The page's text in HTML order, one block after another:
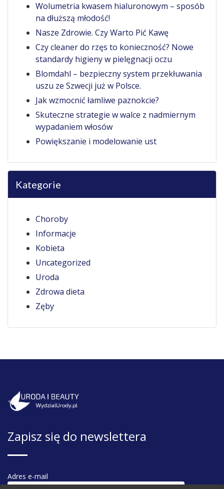
Wolumetria kwasem hialuronowym – sposób
na dłuższą młodość!
Nasze Zdrowie. Czy Warto Pić Kawę
Czy cleaner do rzęs to konieczność? Nowe
standardy higieny w pielęgnacji oczu
Blomdahl – bezpieczny system przekłuwania
uszu ze Szwecji już w Polsce.
Jak wzmocnić łamliwe paznokcie?
Skuteczne strategie w walce z nadmiernym
wypadaniem włosów
Powiększanie i modelowanie ust
Kategorie
Choroby
Informacje
Kobieta
Uncategorized
Uroda
Zdrowa dieta
Zęby
Zapisz się do newslettera
Adres e-mail